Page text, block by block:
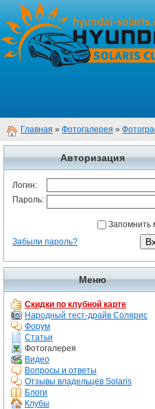
Главная » Фотогалерея »
Авторизация
Логин:
Пароль:
Запомнить
Забыли пароль?
Меню
Скидки по клубной карте
Народный тест-драйв Солярис
Форум
Статьи
Фотогалерея
Видео
Вопросы и ответы
Отзывы владельцев Solaris
Блоги
Клубы